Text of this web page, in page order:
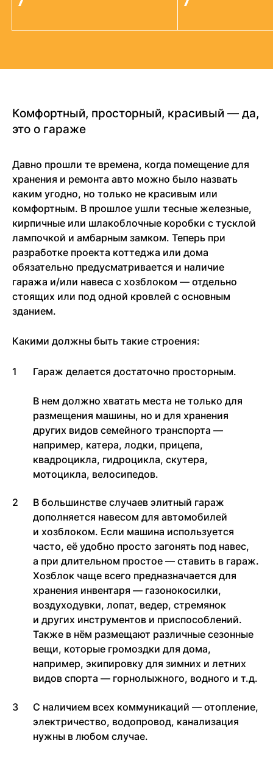
Комфортный, просторный, красивый — да,
это о гараже
Давно прошли те времена, когда помещение для
хранения и ремонта авто можно было назвать
каким угодно, но только не красивым или
комфортным. В прошлое ушли тесные железные,
кирпичные или шлакоблочные коробки с тусклой
лампочкой и амбарным замком. Теперь при
разработке проекта коттеджа или дома
обязательно предусматривается и наличие
гаража и/или навеса с хозблоком — отдельно
стоящих или под одной кровлей с основным
зданием.
Какими должны быть такие строения:
Гараж делается достаточно просторным.
В нем должно хватать места не только для
размещения машины, но и для хранения
других видов семейного транспорта —
например, катера, лодки, прицепа,
квадроцикла, гидроцикла, скутера,
мотоцикла, велосипедов.
В большинстве случаев элитный гараж
дополняется навесом для автомобилей
и хозблоком. Если машина используется
часто, её удобно просто загонять под навес,
а при длительном простое — ставить в гараж.
Хозблок чаще всего предназначается для
хранения инвентаря — газонокосилки,
воздуходувки, лопат, ведер, стремянок
и других инструментов и приспособлений.
Также в нём размещают различные сезонные
вещи, которые громоздки для дома,
например, экипировку для зимних и летних
видов спорта — горнолыжного, водного и т.д.
С наличием всех коммуникаций — отопление,
электричество, водопровод, канализация
нужны в любом случае.